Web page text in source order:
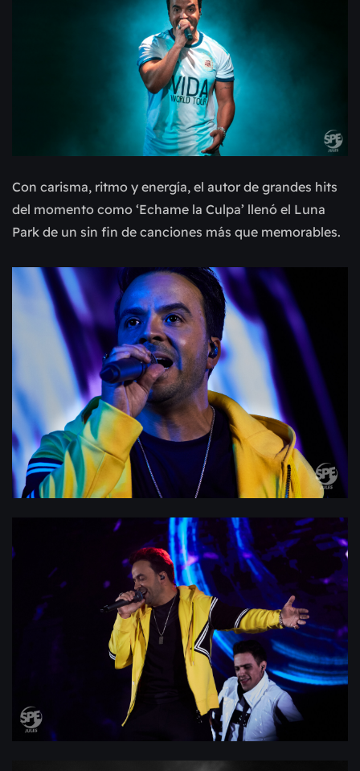
Con carisma, ritmo y energía, el autor de grandes hits
del momento como ‘Echame la Culpa’ llenó el Luna
Park de un sin fin de canciones más que memorables.